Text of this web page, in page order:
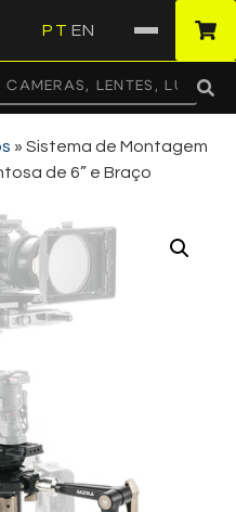
PT EN
» Sistema de Montagem
de 6” e Braço